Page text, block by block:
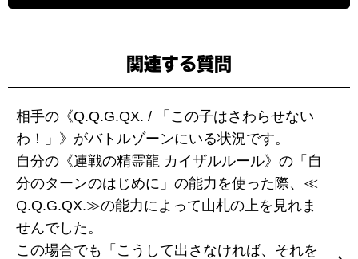
関連する質問
相手の《Q.Q.G.QX. / 「この子はさわらせない
わ！」》がバトルゾーンにいる状況です。
自分の《連戦の精霊龍 カイザルルール》の「自
分のターンのはじめに」の能力を使った際、≪
Q.Q.G.QX.≫の能力によって山札の上を見れま
せんでした。
この場合でも「こうして出さなければ、それを